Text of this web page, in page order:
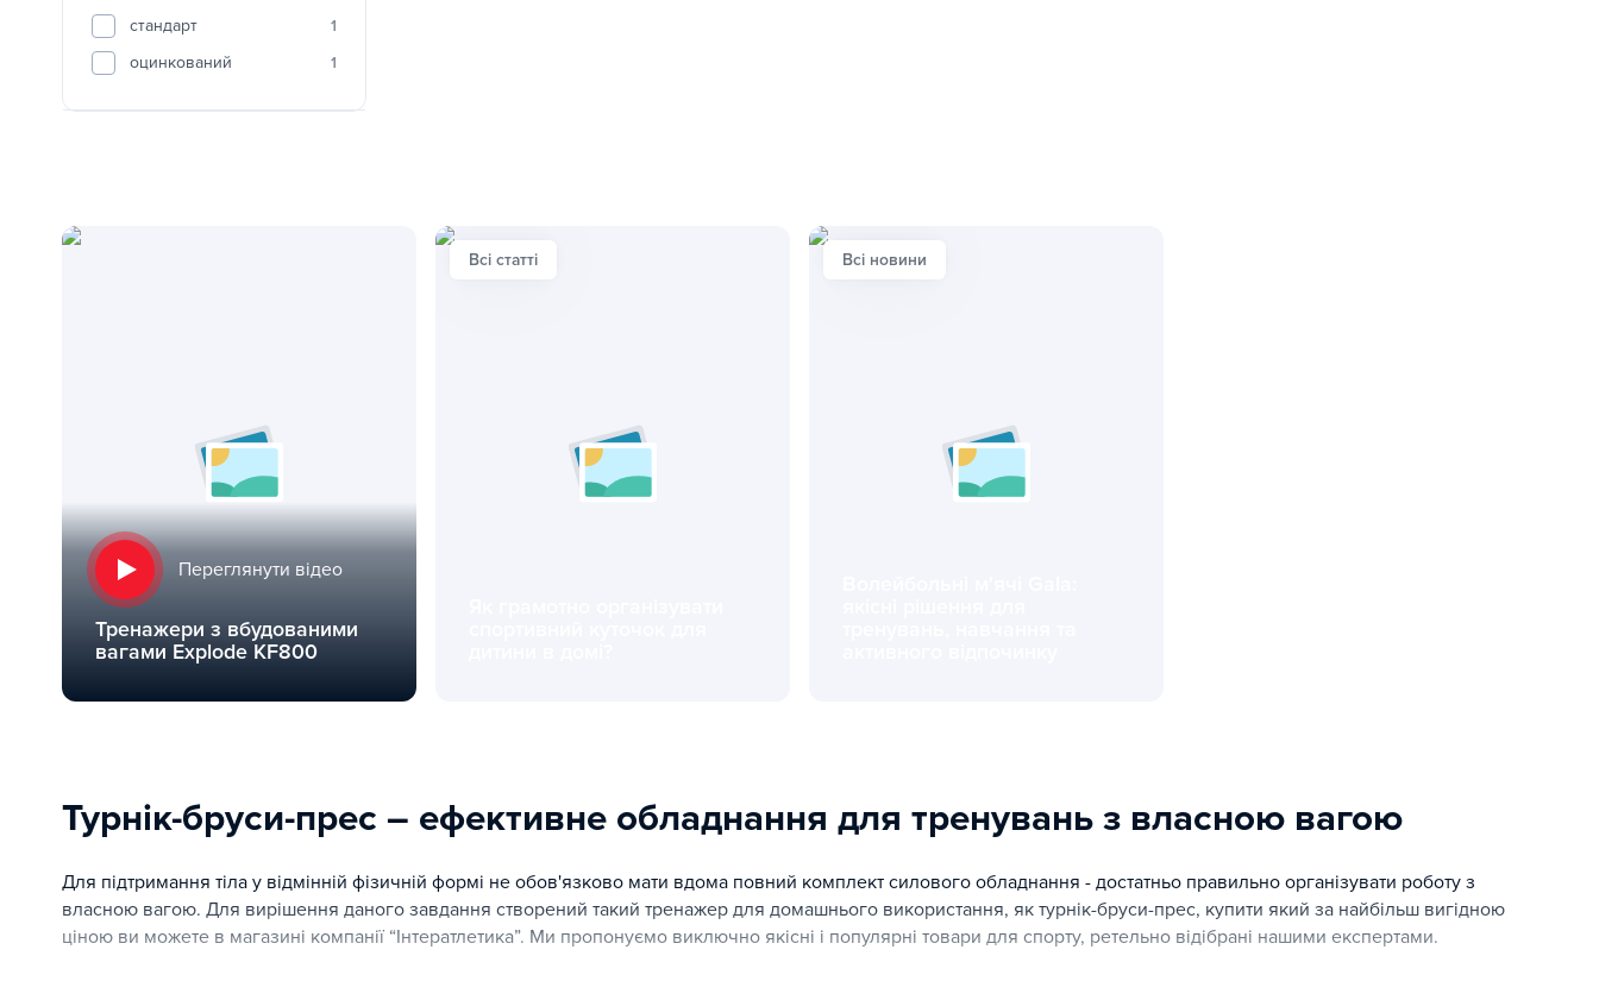
стандарт 1
оцинкований 1
Переглянути відео
Тренажери з вбудованими
вагами Explode KF800
Всі статті Всі новини
Турнік-бруси-прес – ефективне обладнання для тренувань з власною вагою
Для підтримання тіла у відмінній фізичній формі не обов'язково мати вдома повний комплект силового обладнання - достатньо правильно організувати роботу з
власною вагою. Для вирішення даного завдання створений такий тренажер для домашнього використання, як турнік-бруси-прес, купити який за найбільш вигідною
ціною ви можете в магазині компанії “Інтератлетика”. Ми пропонуємо виключно якісні і популярні товари для спорту, ретельно відібрані нашими експертами.